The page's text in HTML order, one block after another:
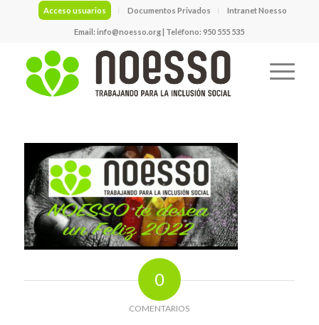
Acceso usuarios Documentos Privados Intranet Noesso
Email:info@noesso.org| Teléfono: 950 555 535
0
COMENTARIOS